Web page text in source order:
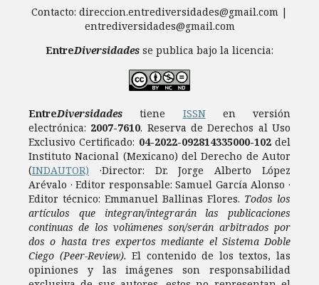
Contacto: direccion.entrediversidades@gmail.com |
entrediversidades@gmail.com
EntreDiversidades se publica bajo la licencia:
EntreDiversidades tiene ISSNen versión
electrónica: 2007-7610. Reserva de Derechos al Uso
Exclusivo Certificado: 04-2022-092814335000-102del
Instituto Nacional (Mexicano) del Derecho de Autor
(INDAUTOR) ·Director: Dr. Jorge Alberto López
Arévalo · Editor responsable: Samuel García Alonso ·
Editor técnico: Emmanuel Ballinas Flores. Todos los
artículos que integran/integrarán las publicaciones
continuas de los volúmenes son/serán arbitrados por
dos o hasta tres expertos mediante el Sistema Doble
Ciego (Peer-Review). El contenido de los textos, las
opiniones y las imágenes son responsabilidad